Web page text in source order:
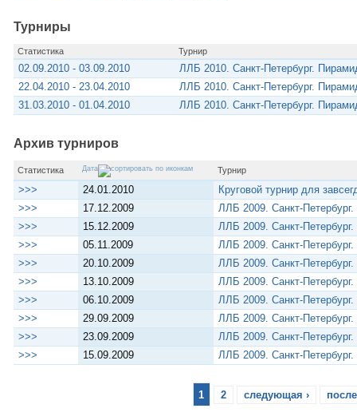
Турниры
Статистика Турнир
02.09.2010 - 03.09.2010
ЛЛБ 2010. Санкт-Петербург.
22.04.2010 - 23.04.2010
ЛЛБ 2010. Санкт-Петербург.
31.03.2010 - 01.04.2010
ЛЛБ 2010. Санкт-Петербург.
Архив турниров
Статистика Дата Турнир
>>> 24.01.2010
Круговой турнир для
>>>
17.12.2009
ЛЛБ 2009. Санкт-
>>>
15.12.2009
ЛЛБ 2009. Санкт-
>>>
05.11.2009
ЛЛБ 2009. Санкт-
>>>
20.10.2009
ЛЛБ 2009. Санкт-
>>>
13.10.2009
ЛЛБ 2009. Санкт-
>>>
06.10.2009
ЛЛБ 2009. Санкт-
>>>
29.09.2009
ЛЛБ 2009. Санкт-
>>>
23.09.2009
ЛЛБ 2009. Санкт-
>>>
15.09.2009 ЛЛБ 2009. Санкт-
1 2 следующая ›